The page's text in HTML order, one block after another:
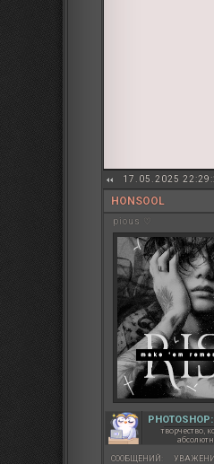
17.05.2025
HONSOOL
pious ♡
творчество,
СООБЩЕНИЙ: